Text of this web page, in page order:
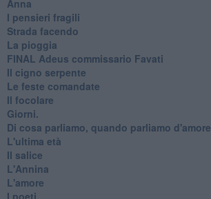
Anna
I pensieri fragili
Strada facendo
La pioggia
FINAL Adeus commissario Favati
Il cigno serpente
Le feste comandate
Il focolare
Giorni.
Di cosa parliamo, quando parliamo d'amore
L'ultima età
Il salice
L'Annina
L'amore
I poeti